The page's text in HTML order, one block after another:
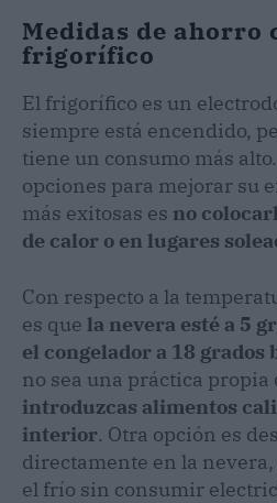
Medidas de ahorro
frigorífico
El frigorífico es un
siempre está encendido,
tiene un consumo más
opciones para mejorar su
más exitosas es no
de calor o en lugares
Con respecto a la
es que la nevera esté a 5
el congelador a 18 grados
no sea una práctica
introduzcas alimentos
interior. Otra opción es
directamente en la
el frío sin consumir